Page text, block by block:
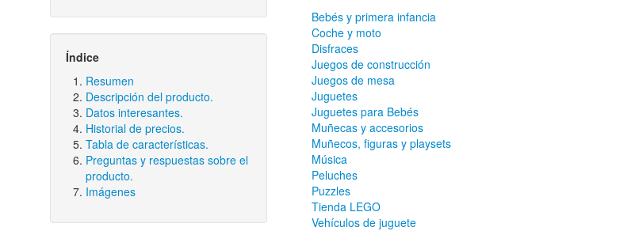
Índice
Resumen
Descripción del producto.
Datos interesantes.
Historial de precios.
Tabla de características.
Preguntas y respuestas sobre el
producto.
Imágenes
Bebés y primera infancia
Coche y moto
Disfraces
Juegos de construcción
Juegos de mesa
Juguetes
Juguetes para Bebés
Muñecas y accesorios
Muñecos, figuras y playsets
Música
Peluches
Puzzles
Tienda LEGO
Vehículos de juguete